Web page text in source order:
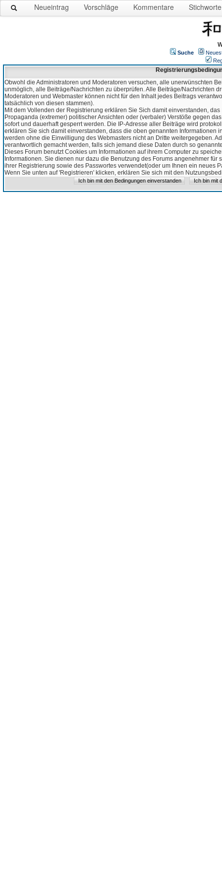
Neueintrag Vorschläge Kommentare Stichworte
Suche
Obwohl die Administratoren und Moderatoren versuchen, alle unerwünschten
unmöglich, alle Beiträge/Nachrichten zu überprüfen. Alle Beiträge/Nachrichten
Moderatoren und Webmaster können nicht für den Inhalt jedes Beitrags
tatsächlich von diesen stammen).
Mit dem Vollenden der Registrierung erklären Sie Sich damit einverstanden,
Propaganda (extremer) politischer Ansichten oder (verbaler) Verstöße gegen
sofort und dauerhaft gesperrt werden. Die IP-Adresse aller Beiträge wird
erklären Sie sich damit einverstanden, dass die oben genannten Informationen
werden ohne die Einwilligung des Webmasters nicht an Dritte weitergegeben.
verantwortlich gemacht werden, falls sich jemand diese Daten durch so
Dieses Forum benutzt Cookies um Informationen auf ihrem Computer zu
Informationen. Sie dienen nur dazu die Benutzung des Forums angenehmer
ihrer Registrierung sowie des Passwortes verwendet(oder um Ihnen ein neues
Wenn Sie unten auf 'Registrieren' klicken, erklären Sie sich mit den